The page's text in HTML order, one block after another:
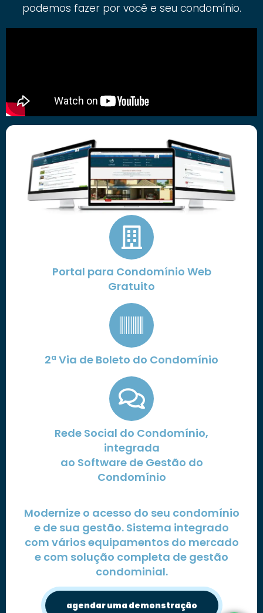
podemos fazer por você e seu condomínio.
Portal para Condomínio Web
Gratuito
2ª Via de Boleto do Condomínio
Rede Social do Condomínio,
integrada
ao Software de Gestão do
Condomínio
Modernize o acesso do seu condomínio
e de sua gestão. Sistema integrado
com vários equipamentos do mercado
e com solução completa de gestão
condominial.
agendar uma demonstração